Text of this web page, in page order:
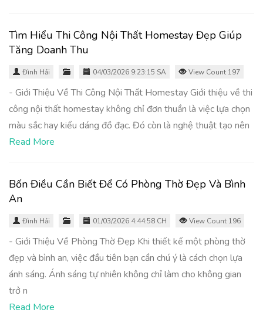
Tìm Hiểu Thi Công Nội Thất Homestay Đẹp Giúp
Tăng Doanh Thu
Đình Hải 04/03/2026 9:23:15 SA View Count 197
- Giới Thiệu Về Thi Công Nội Thất Homestay Giới thiệu về thi
công nội thất homestay không chỉ đơn thuần là việc lựa chọn
màu sắc hay kiểu dáng đồ đạc. Đó còn là nghệ thuật tạo nên
Read More
Bốn Điều Cần Biết Để Có Phòng Thờ Đẹp Và Bình
An
Đình Hải 01/03/2026 4:44:58 CH View Count 196
- Giới Thiệu Về Phòng Thờ Đẹp Khi thiết kế một phòng thờ
đẹp và bình an, việc đầu tiên bạn cần chú ý là cách chọn lựa
ánh sáng. Ánh sáng tự nhiên không chỉ làm cho không gian
trở n
Read More